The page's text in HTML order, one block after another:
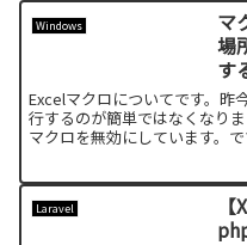
Windows
マ
場
す
Excelマクロについてです。昨
行するのが簡単ではなくなり
マクロを無効にしています。
Laravel